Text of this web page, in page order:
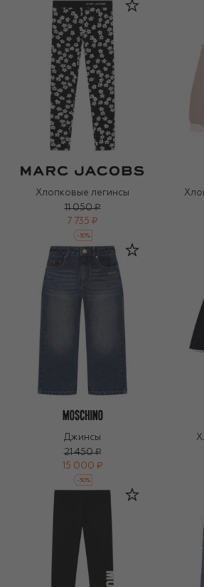
Хлопковые легинсы
11 050 ₽
7 735 ₽
-30%
Джинсы
21 450 ₽
15 000 ₽
-30%